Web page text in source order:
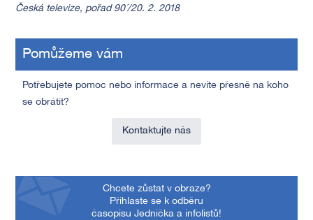
Česká televize, pořad 90´/20. 2. 2018
Pomůžeme vám
Potřebujete pomoc nebo informace a nevíte přesně na koho
se obrátit?
Kontaktujte nás
Chcete zůstat v obraze?
Přihlaste se k odběru
časopisu Jednička a infolistů!